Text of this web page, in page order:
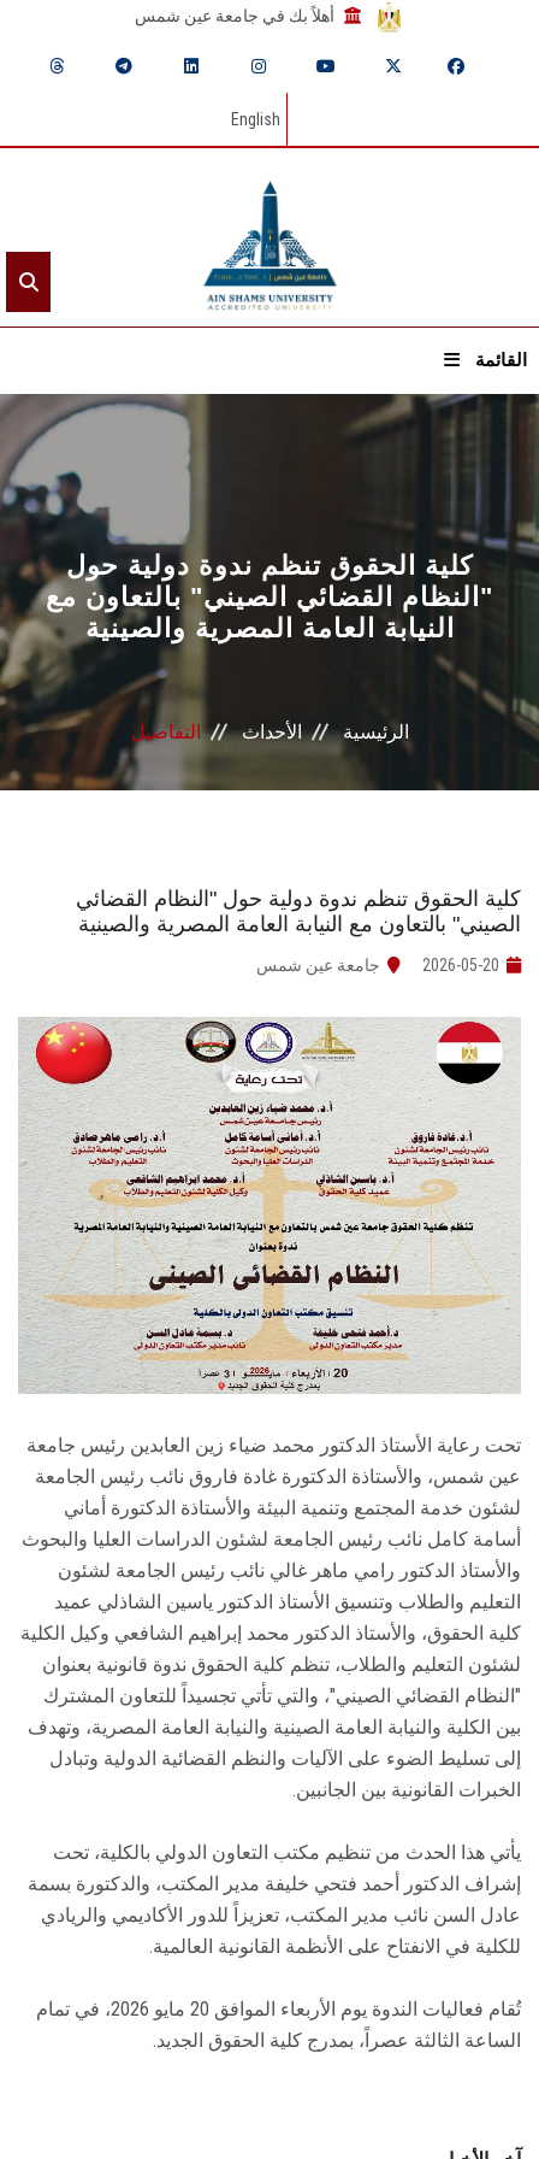
أهلاً بك في جامعة عين شمس
English
القائمة
الرئيسيـة
عن الجامعة
القطاعـات
الشئون الأكاديمية
البحث العلمي
الرعاية الصحية
الأنظمة الذكية
تواصل معنا
الطلاب
هيئة التدريس
الدراسات العليا
الخريجين
الموظفون
سجل الان
كلية الحقوق تنظم ندوة دولية حول
"النظام القضائي الصيني" بالتعاون مع
النيابة العامة المصرية والصينية
الرئيسية الأحداث التفاصيل
كلية الحقوق تنظم ندوة دولية حول "النظام القضائي
الصيني" بالتعاون مع النيابة العامة المصرية والصينية
2026-05-20 جامعة عين شمس
تحت رعاية الأستاذ الدكتور محمد ضياء زين العابدين رئيس جامعة
عين شمس، والأستاذة الدكتورة غادة فاروق نائب رئيس الجامعة
لشئون خدمة المجتمع وتنمية البيئة والأستاذة الدكتورة أماني
أسامة كامل نائب رئيس الجامعة لشئون الدراسات العليا والبحوث
والأستاذ الدكتور رامي ماهر غالي نائب رئيس الجامعة لشئون
التعليم والطلاب وتنسيق الأستاذ الدكتور ياسين الشاذلي عميد
كلية الحقوق، والأستاذ الدكتور محمد إبراهيم الشافعي وكيل الكلية
لشئون التعليم والطلاب، تنظم كلية الحقوق ندوة قانونية بعنوان
"النظام القضائي الصيني"، والتي تأتي تجسيداً للتعاون المشترك
بين الكلية والنيابة العامة الصينية والنيابة العامة المصرية، وتهدف
إلى تسليط الضوء على الآليات والنظم القضائية الدولية وتبادل
الخبرات القانونية بين الجانبين.
يأتي هذا الحدث من تنظيم مكتب التعاون الدولي بالكلية، تحت
إشراف الدكتور أحمد فتحي خليفة مدير المكتب، والدكتورة بسمة
عادل السن نائب مدير المكتب، تعزيزاً للدور الأكاديمي والريادي
للكلية في الانفتاح على الأنظمة القانونية العالمية.
تُقام فعاليات الندوة يوم الأربعاء الموافق 20 مايو 2026، في تمام
الساعة الثالثة عصراً، بمدرج كلية الحقوق الجديد.